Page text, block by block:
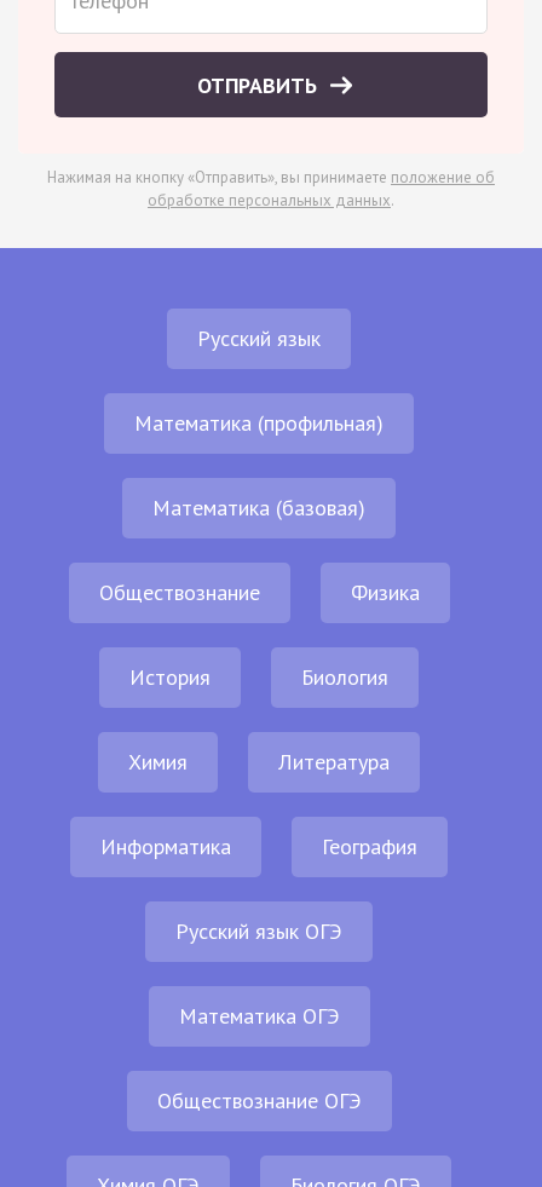
ОТПРАВИТЬ
Нажимая на кнопку «Отправить», вы принимаете положение об
обработке персональных данных.
Русский язык
Математика (профильная)
Математика (базовая)
Обществознание Физика
История Биология
Химия Литература
Информатика География
Русский язык ОГЭ
Математика ОГЭ
Обществознание ОГЭ